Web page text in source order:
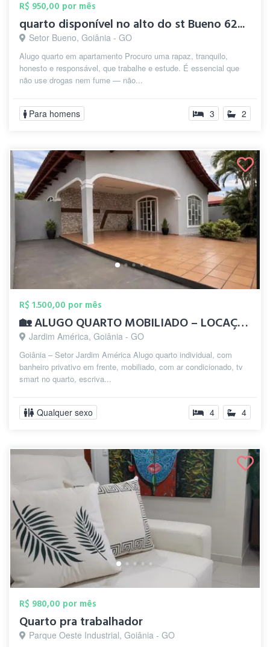
R$ 950,00 por mês
quarto disponível no alto do st Bueno 62...
Setor Bueno, Goiânia - GO
Alugo quarto em apartamento Procuro uma rapaz, tranquilo,
honesto e responsável, que trabalhe e estude. É essencial que
não use drogas nem fume — não...
Para homens 3 2
R$ 1.500,00 por mês
🏡 ALUGO QUARTO MOBILIADO – LOCAÇÃO MEN...
Jardim América, Goiânia - GO
Goiânia – Setor Jardim América Alugo quarto individual, com
banheiro privativo em frente, mobiliado, com ar condicionado, tv
smart no quarto, escriva...
Qualquer sexo 4 4
R$ 980,00 por mês
Quarto pra trabalhador
Parque Oeste Industrial, Goiânia - GO